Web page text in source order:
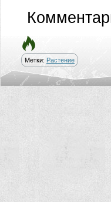
Метки: Растение